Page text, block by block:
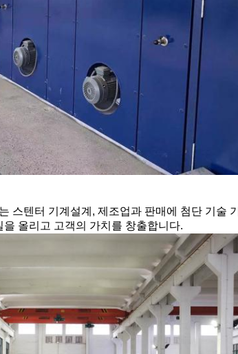
스텐터 기계설계, 제조업과 판매에 첨단 기술
올리고 고객의 가치를 창출합니다.